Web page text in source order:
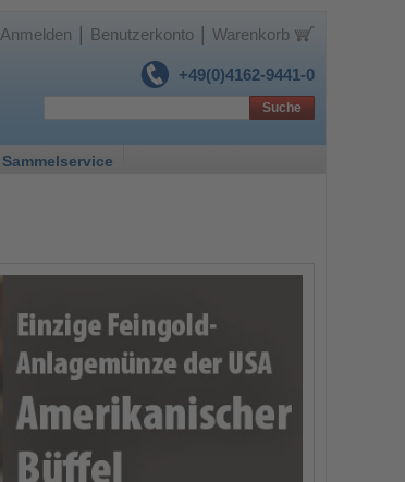
+49(0)4162-9441-0
Anmelden Benutzerkonto Warenkorb
Sammelservice
Suche